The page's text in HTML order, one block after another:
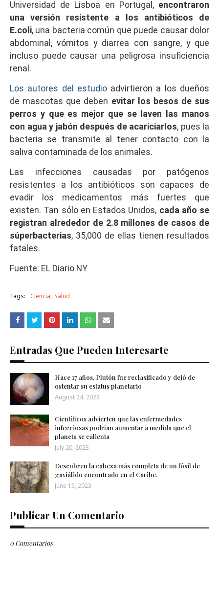
Universidad de Lisboa en Portugal, encontraron
una versión resistente a los antibióticos de
E.coli, una bacteria común que puede causar dolor
abdominal, vómitos y diarrea con sangre, y que
incluso puede causar una peligrosa insuficiencia
renal.
Los autores del estudioadvirtieron a los dueños
de mascotas que deben evitar los besos de sus
perros y que es mejor que se laven las manos
con agua y jabón después de acariciarlos, pues la
bacteria se transmite al tener contacto con la
saliva contaminada de los animales.
Las infecciones causadas por patógenos
resistentes a los antibióticos son capaces de
evadir los medicamentos más fuertes que
existen. Tan sólo en Estados Unidos, cada año se
registran alrededor de 2.8 millones de casos de
súperbacterias, 35,000 de ellas tienen resultados
fatales.
Fuente: EL Diario NY
Tags: Ciencia Salud
Entradas Que Pueden Interesarte
Hace 17 años, Plutón fue reclasificado y dejó de
ostentar su estatus planetario
August 24, 2023
Científicos advierten que las enfermedades
infecciosas podrían aumentar a medida que el
planeta se calienta
July 20, 2023
Descubren la cabeza más completa de un fósil de
gaviálido encontrado en el Caribe.
June 15, 2023
Publicar Un Comentario
0 Comentarios